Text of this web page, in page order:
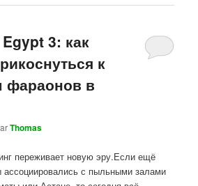
3: как
к
фараонов в
Thomas
переживает новую эру.Если ещё
ассоциировались с пыльными залами